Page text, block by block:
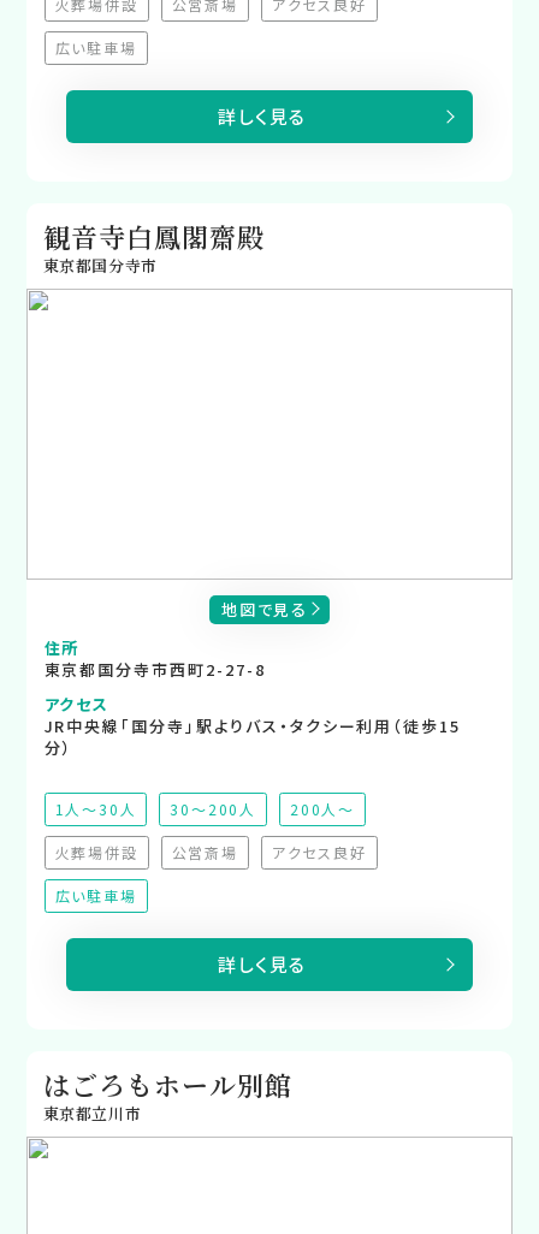
火葬場併設
（非対応）
公営斎場
（非対応）
アクセス良好
（非対応）
広い駐車場
（非対応）
詳しく見る
観音寺白鳳閣齋殿
東京都国分寺市
地図で見る
住所
東京都国分寺市西町2-27-8
アクセス
JR中央線「国分寺」駅よりバス・タクシー利用（徒歩15
分）
1人～30人 30～200人 200人～
火葬場併設
（非対応）
公営斎場
（非対応）
アクセス良好
（非対応）
広い駐車場
詳しく見る
はごろもホール別館
東京都立川市